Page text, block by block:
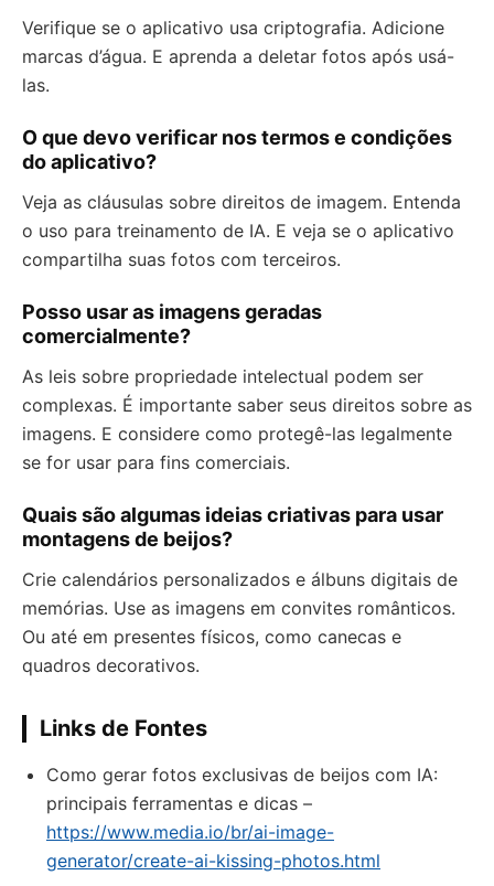
Verifique se o aplicativo usa criptografia. Adicione
marcas d’água. E aprenda a deletar fotos após usá-
las.
O que devo verificar nos termos e condições
do aplicativo?
Veja as cláusulas sobre direitos de imagem. Entenda
o uso para treinamento de IA. E veja se o aplicativo
compartilha suas fotos com terceiros.
Posso usar as imagens geradas
comercialmente?
As leis sobre propriedade intelectual podem ser
complexas. É importante saber seus direitos sobre as
imagens. E considere como protegê-las legalmente
se for usar para fins comerciais.
Quais são algumas ideias criativas para usar
montagens de beijos?
Crie calendários personalizados e álbuns digitais de
memórias. Use as imagens em convites românticos.
Ou até em presentes físicos, como canecas e
quadros decorativos.
Links de Fontes
Como gerar fotos exclusivas de beijos com IA:
principais ferramentas e dicas –
https://www.media.io/br/ai-image-
generator/create-ai-kissing-photos.html